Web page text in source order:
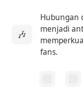
🎶
Hubungan
menjadi
fans.